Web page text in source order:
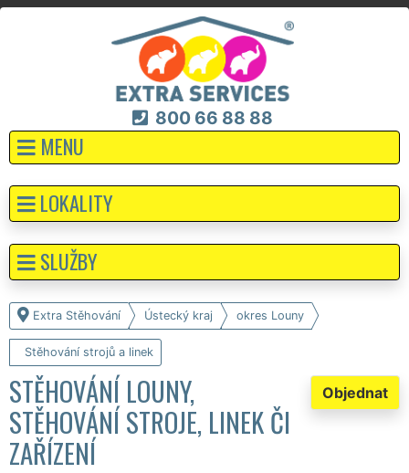
800 66 88 88
MENU
Extra Stěhování Ústecký kraj okres Louny
Stěhování strojů a linek
Objednat
STĚHOVÁNÍ LOUNY,
STĚHOVÁNÍ STROJE, LINEK ČI
ZAŘÍZENÍ
LOKALITY
SLUŽBY